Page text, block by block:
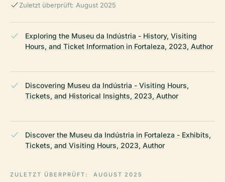
Zuletzt überprüft: August 2025
Exploring the Museu da Indústria - History, Visiting
Hours, and Ticket Information in Fortaleza, 2023, Author
Discovering Museu da Indústria - Visiting Hours,
Tickets, and Historical Insights, 2023, Author
Discover the Museu da Indústria in Fortaleza - Exhibits,
Tickets, and Visiting Hours, 2023, Author
ZULETZT ÜBERPRÜFT: AUGUST 2025